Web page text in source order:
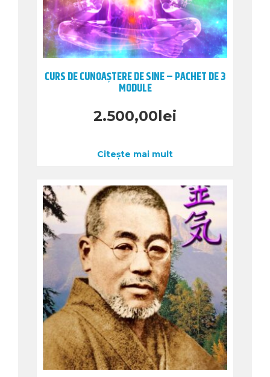
CURS DE CUNOAȘTERE DE SINE – PACHET DE 3
MODULE
2.500,00lei
Citește mai mult